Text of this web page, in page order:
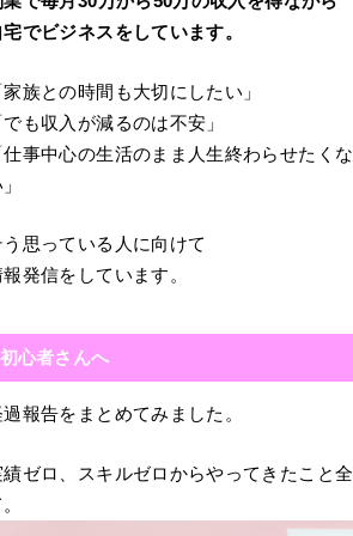
宅でビジネスをしています。
家族との時間も大切にしたい」
でも収入が減るのは不安」
仕事中心の生活のまま人生終わらせたくな
う思っている人に向けて
報発信をしています。
初心者さんへ
過報告をまとめてみました。
績ゼロ、スキルゼロからやってきたこと全